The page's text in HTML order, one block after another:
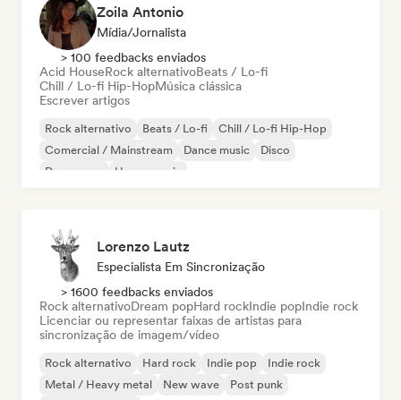
Zoila Antonio
Mídia/Jornalista
> 100 feedbacks enviados
Acid HouseRock alternativoBeats / Lo-fi
Chill / Lo-fi Hip-HopMúsica clássica
Escrever artigos
Rock alternativo Beats / Lo-fi
Chill / Lo-fi Hip-Hop
Comercial / Mainstream
Dance music
Disco
Dream pop
House music
Lorenzo Lautz
Especialista Em Sincronização
> 1600 feedbacks enviados
Rock alternativoDream popHard rockIndie popIndie rock
Licenciar ou representar faixas de artistas para
sincronização de imagem/vídeo
Rock alternativo Hard rock Indie pop
Indie rock
Metal / Heavy metal
New wave
Post punk